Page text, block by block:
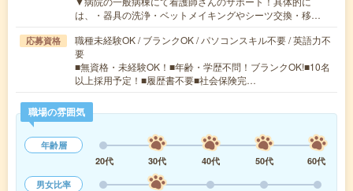
は、・器具の洗浄・ベットメイキングやシーツ交換・移…
応募資格
職種未経験OK / ブランクOK / パソコンスキル不要 / 英語力不
要
■無資格・未経験OK！■年齢・学歴不問！ブランクOK!■10名
以上採用予定！■履歴書不要■社会保険完…
職場の雰囲気
年齢層
20代
30代 40代 50代
60代
男女比率